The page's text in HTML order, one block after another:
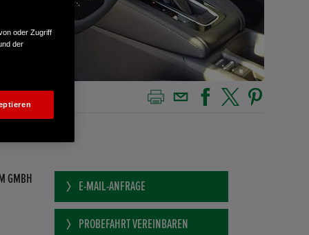
GMBH
E-MAIL-ANFRAGE
PROBEFAHRT VEREINBAREN
oder Zugriff
der